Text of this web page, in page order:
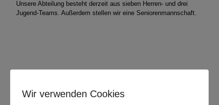
Unsere Abteilung besteht derzeit aus sieben Herren- und drei
Jugend-Teams. Außerdem stellen wir eine Seniorenmannschaft.
Wir verwenden Cookies